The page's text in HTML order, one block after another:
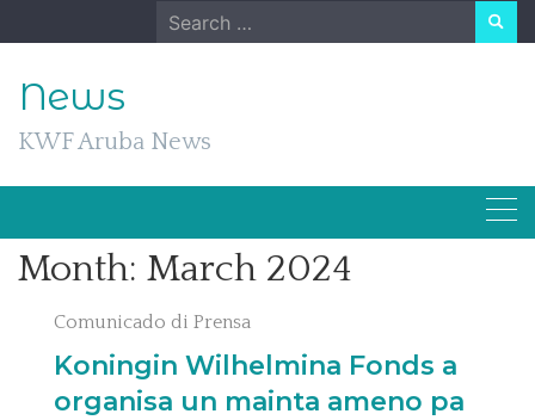
to
Search
for:
News
KWF Aruba News
Month: March 2024
Comunicado di Prensa
Koningin Wilhelmina Fonds a
organisa un mainta ameno pa